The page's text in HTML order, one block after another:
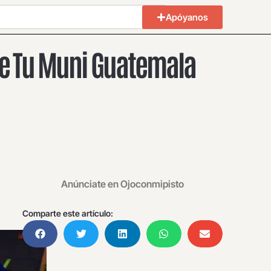
Apóyanos
Muni Guatemala
Anúnciate en Ojoconmipisto
Comparte este artículo: